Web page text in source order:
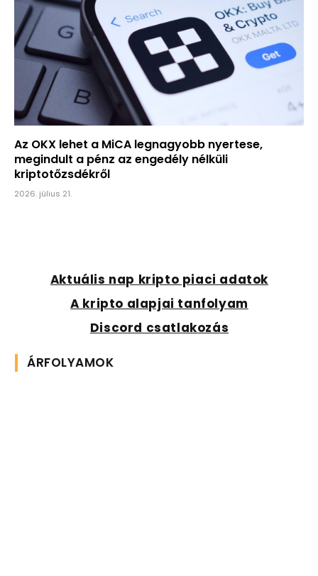
Az OKX lehet a MiCA legnagyobb nyertese,
megindult a pénz az engedély nélküli
kriptotőzsdékről
2026. július 21.
Aktuális nap kripto piaci adatok
A kripto alapjai tanfolyam
Discord csatlakozás
ÁRFOLYAMOK